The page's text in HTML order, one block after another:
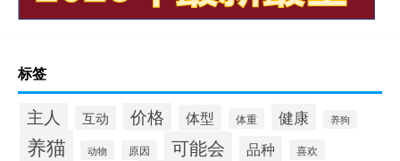
标签
主人 互动 价格 体型 体重 健康 养狗
养猫 动物 原因 可能会 品种 喜欢